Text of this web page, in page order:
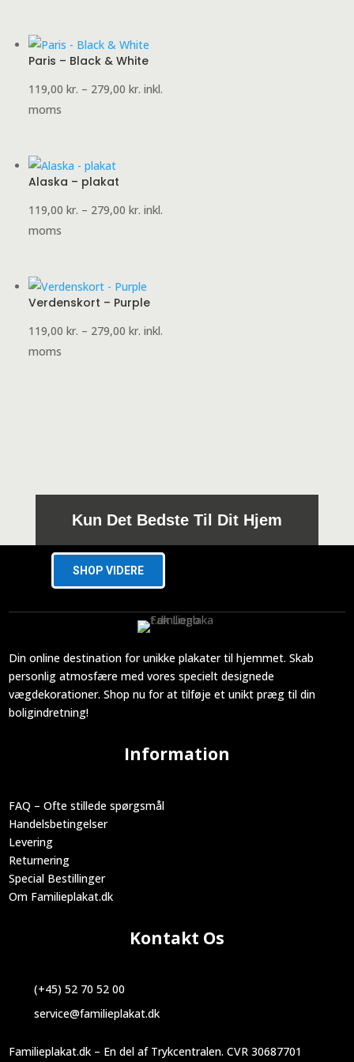
Paris – Black & White
119,00kr. – 279,00kr. Prisinterval:
inkl.
moms
Alaska – plakat
119,00kr. – 279,00kr. Prisinterval:
inkl.
moms
Verdenskort – Purple
119,00kr. – 279,00kr. Prisinterval:
inkl.
moms
Kun Det Bedste Til Dit Hjem
SHOP VIDERE
Din online destination for unikke plakater til hjemmet. Skab
personlig atmosfære med vores specielt designede
vægdekorationer. Shop nu for at tilføje et unikt præg til din
boligindretning!
Information
FAQ – Ofte stillede spørgsmål
Handelsbetingelser
Levering
Returnering
Special Bestillinger
Om Familieplakat.dk
Kontakt Os
(+45) 52 70 52 00
service@familieplakat.dk
Familieplakat.dk – En del af Trykcentralen. CVR 30687701